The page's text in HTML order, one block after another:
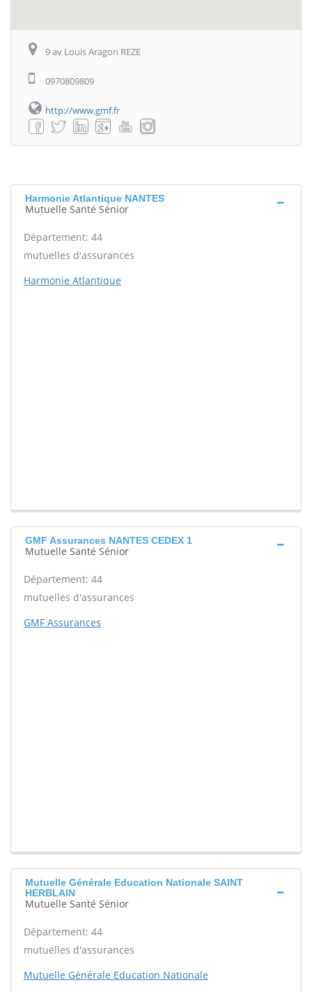
9 av Louis Aragon REZE
0970809809
http://www.gmf.fr
Harmonie Atlantique NANTES
Mutuelle Santé Sénior
Département: 44
mutuelles d'assurances
Harmonie Atlantique
GMF Assurances NANTES CEDEX 1
Mutuelle Santé Sénior
Département: 44
mutuelles d'assurances
GMF Assurances
Mutuelle Générale Education Nationale SAINT
HERBLAIN
Mutuelle Santé Sénior
Département: 44
mutuelles d'assurances
Mutuelle Générale Education Nationale